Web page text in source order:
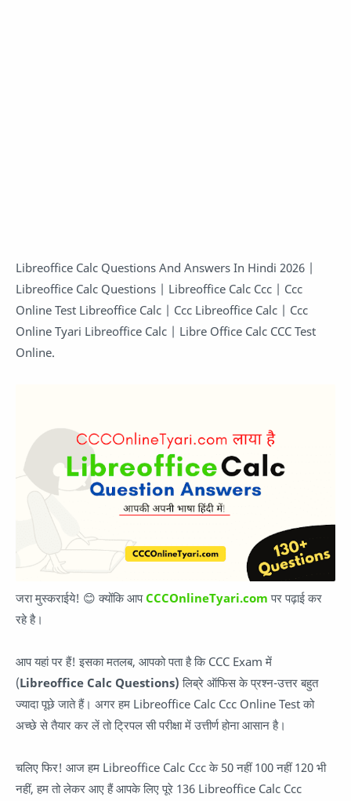
Libreoffice Calc Questions And Answers In Hindi 2026 |
Libreoffice Calc Questions | Libreoffice Calc Ccc | Ccc
Online Test Libreoffice Calc | Ccc Libreoffice Calc | Ccc
Online Tyari Libreoffice Calc | Libre Office Calc CCC Test
Online.
जरा मुस्कराईये! 😊 क्योंकि आपCCCOnlineTyari.com पर पढ़ाई कर
रहे है।
आप यहां पर हैं! इसका मतलब, आपको पता है कि CCC Exam में
(Libreoffice Calc Questions) लिब्रे ऑफिस के प्रश्न-उत्तर बहुत
ज्यादा पूछे जाते हैं। अगर हम Libreoffice Calc Ccc Online Test को
अच्छे से तैयार कर लें तो ट्रिपल सी परीक्षा में उत्तीर्ण होना आसान है।
चलिए फिर! आज हम Libreoffice Calc Ccc के 50 नहीं 100 नहीं 120 भी
नहीं, हम तो लेकर आए हैं आपके लिए पूरे 136 Libreoffice Calc Ccc